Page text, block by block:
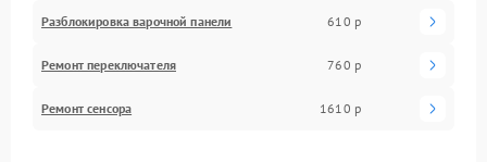
Разблокировка варочной панели 610 р
Ремонт переключателя 760 р
Ремонт сенсора 1610 р